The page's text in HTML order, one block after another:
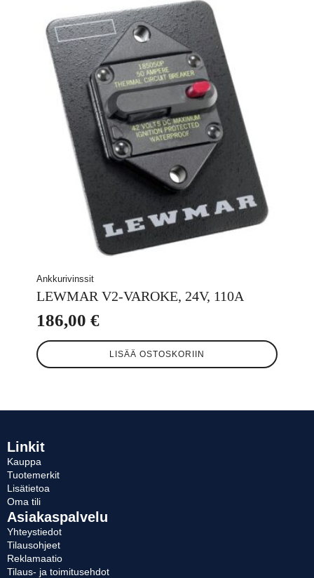
Ankkurivinssit
LEWMAR V2-VAROKE, 24V, 110A
186,00 €
LISÄÄ OSTOSKORIIN
Linkit
Kauppa
Tuotemerkit
Lisätietoa
Oma tili
Asiakaspalvelu
Yhteystiedot
Tilausohjeet
Reklamaatio
Tilaus- ja toimitusehdot